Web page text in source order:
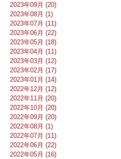
2023年09月 (20)
2023年08月 (1)
2023年07月 (11)
2023年06月 (22)
2023年05月 (18)
2023年04月 (11)
2023年03月 (12)
2023年02月 (17)
2023年01月 (14)
2022年12月 (12)
2022年11月 (20)
2022年10月 (20)
2022年09月 (20)
2022年08月 (1)
2022年07月 (11)
2022年06月 (22)
2022年05月 (16)